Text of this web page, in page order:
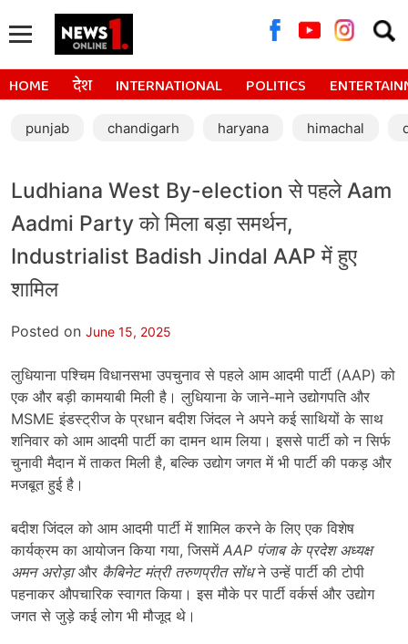
for:
HOME देश INTERNATIONAL POLITICS
punjab chandigarh haryana himachal
Ludhiana West By-election से पहले Aam
Aadmi Party को मिला बड़ा समर्थन,
Industrialist Badish Jindal AAP में हुए
शामिल
Posted on June 15, 2025
लुधियाना पश्चिम विधानसभा उपचुनाव से पहले आम आदमी पार्टी (AAP) को
एक और बड़ी कामयाबी मिली है। लुधियाना के जाने-माने उद्योगपति और
MSME इंडस्ट्रीज के प्रधान बदीश जिंदल ने अपने कई साथियों के साथ
शनिवार को आम आदमी पार्टी का दामन थाम लिया। इससे पार्टी को न सिर्फ
चुनावी मैदान में ताकत मिली है, बल्कि उद्योग जगत में भी पार्टी की पकड़ और
मजबूत हुई है।
बदीश जिंदल को आम आदमी पार्टी में शामिल करने के लिए एक विशेष
कार्यक्रम का आयोजन किया गया, जिसमें AAP पंजाब के प्रदेश अध्यक्ष
अमन अरोड़ाऔर कैबिनेट मंत्री तरुणप्रीत सोंधने उन्हें पार्टी की टोपी
पहनाकर औपचारिक स्वागत किया। इस मौके पर पार्टी वर्कर्स और उद्योग
जगत से जुड़े कई लोग भी मौजूद थे।